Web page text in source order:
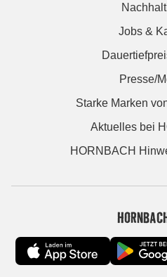
Jobs &
Presse/
Starke Marken
Aktuelles bei
HORNBACH